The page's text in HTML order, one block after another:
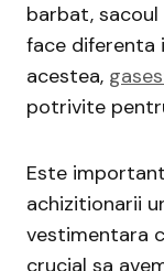
barbat,
face diferenta
acestea,
potrivite
Este
achizitionarii
vestimentara
crucial sa